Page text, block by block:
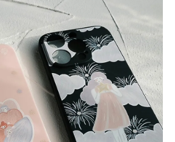
NT$ 214
NT$ 214
NT$ 225
加入購物車
瀏覽更多